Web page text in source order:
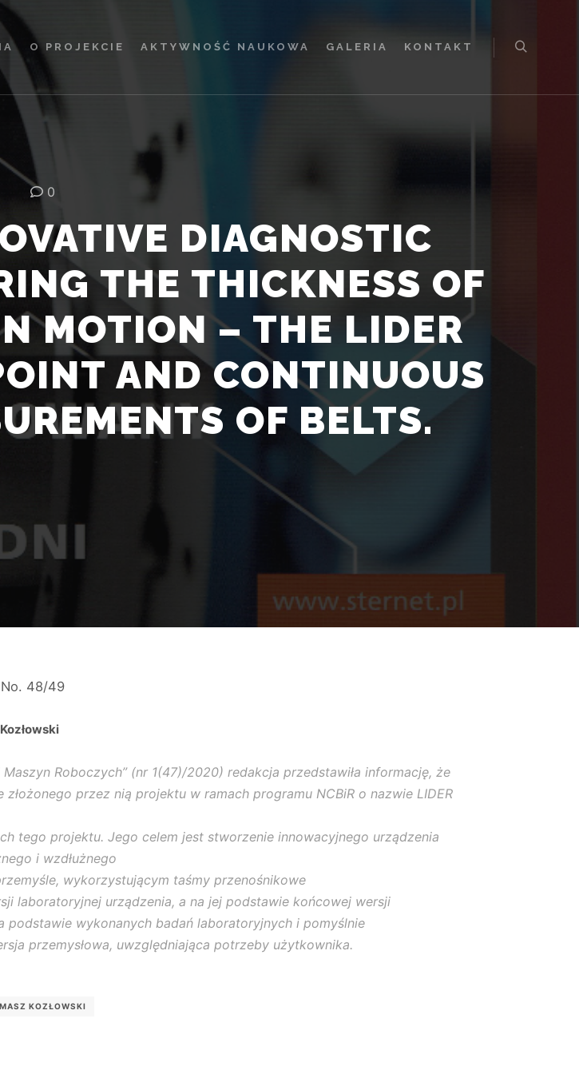
O PROJEKCIE AKTYWNOŚĆ NAUKOWA GALERIA
KONTAKT
0
DIAGNOSTIC
THE THICKNESS OF
MOTION – THE LIDER
AND CONTINUOUS
OF BELTS.
48/49
Roboczych” (nr 1(47)/2020) redakcja przedstawiła informację, że
przez nią projektu w ramach programu NCBiR o nazwie LIDER
tego projektu. Jego celem jest stworzenie innowacyjnego urządzenia
i wzdłużnego
wykorzystującym taśmy przenośnikowe
laboratoryjnej urządzenia, a na jej podstawie końcowej wersji
wykonanych badań laboratoryjnych i pomyślnie
przemysłowa, uwzględniająca potrzeby użytkownika.
KOZŁOWSKI